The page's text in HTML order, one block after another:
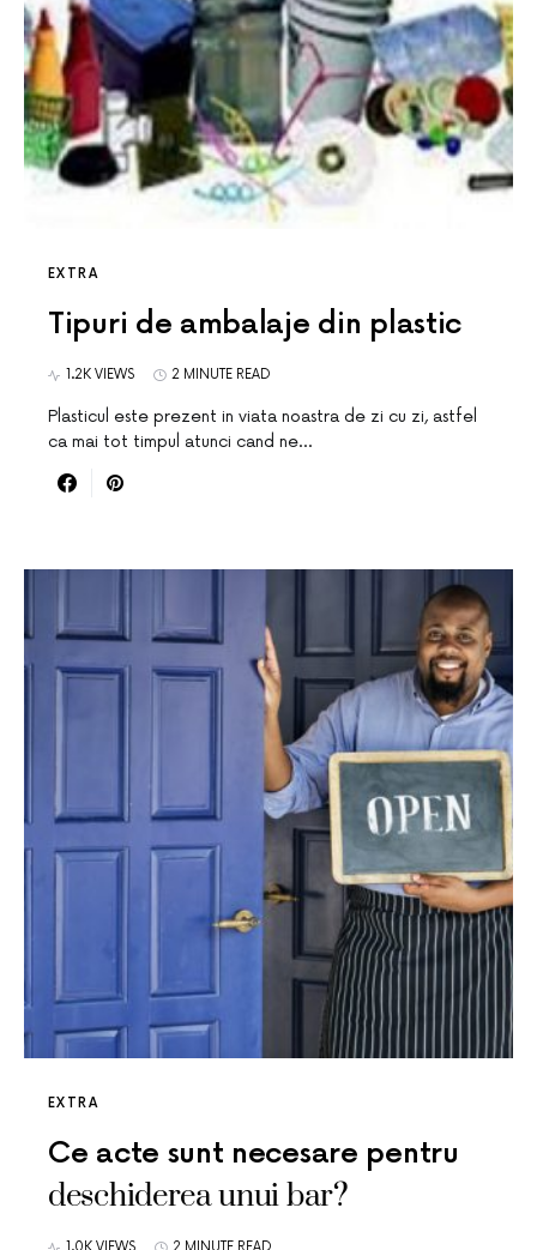
EXTRA
Tipuri de ambalaje din plastic
1.2K VIEWS 2 MINUTE READ
Plasticul este prezent in viata noastra de zi cu zi, astfel
ca mai tot timpul atunci cand ne…
EXTRA
Ce acte sunt necesare pentru
deschiderea unui bar?